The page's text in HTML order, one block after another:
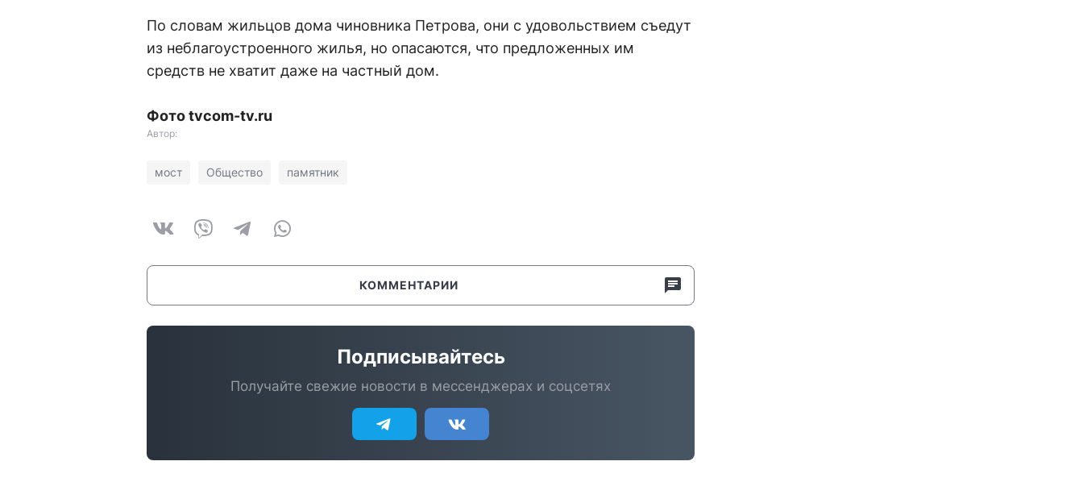
По словам жильцов дома чиновника Петрова, они с удовольствием съедут
из неблагоустроенного жилья, но опасаются, что предложенных им
средств не хватит даже на частный дом.
Фото tvcom-tv.ru
Автор:
мост Общество памятник
КОММЕНТАРИИ
Подписывайтесь
Получайте свежие новости в мессенджерах и соцсетях